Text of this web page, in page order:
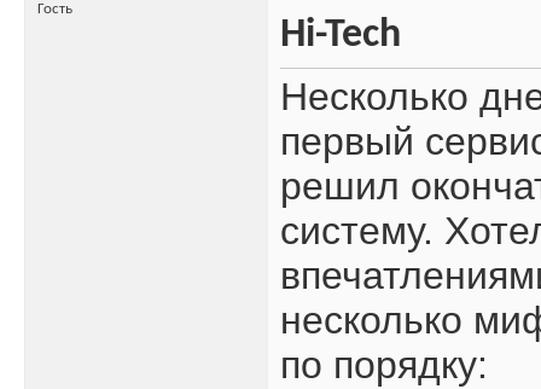
Гость
Hi-Tech
Несколько
первый
решил
систему.
несколько
по порядку: